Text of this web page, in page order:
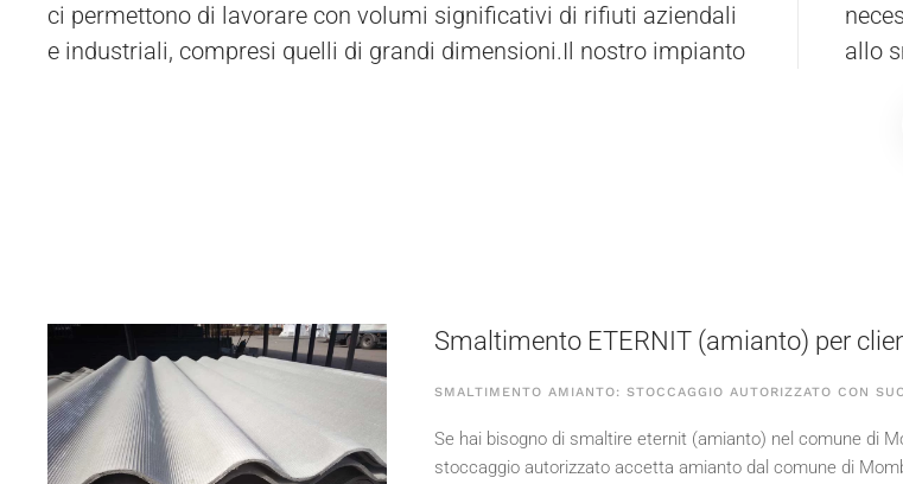
ci permettono di lavorare con volumi significativi di rifiuti aziendali
e industriali, compresi quelli di grandi dimensioni.Il nostro impianto
allo
Smaltimento ETERNIT (amianto) per
SMALTIMENTO AMIANTO: STOCCAGGIO AUTORIZZATO CON
Se hai bisogno di smaltire eternit (amianto) nel comune di
stoccaggio autorizzato accetta amianto dal comune di